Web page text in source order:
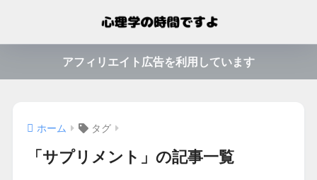
アフィリエイト広告を利用しています
ホーム タグ
「サプリメント」の記事一覧